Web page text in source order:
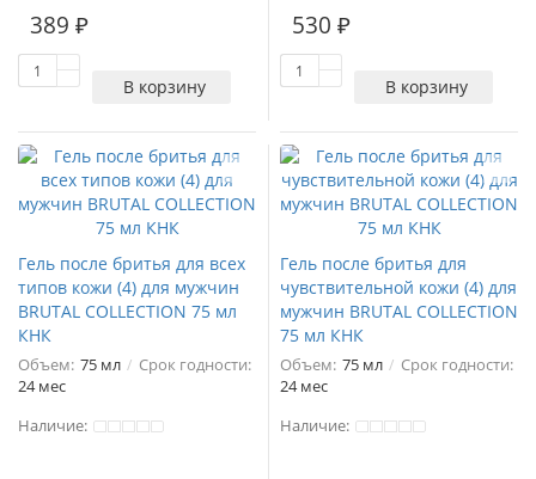
389 ₽
В корзину
530 ₽
В корзину
Гель после бритья для всех
типов кожи (4) для мужчин
BRUTAL COLLECTION 75 мл
КНК
Объем: 75 мл
Срок годности:
24 мес
Наличие:
Гель после бритья для
чувствительной кожи (4) для
мужчин BRUTAL COLLECTION
75 мл КНК
Объем: 75 мл
Срок годности:
24 мес
Наличие: